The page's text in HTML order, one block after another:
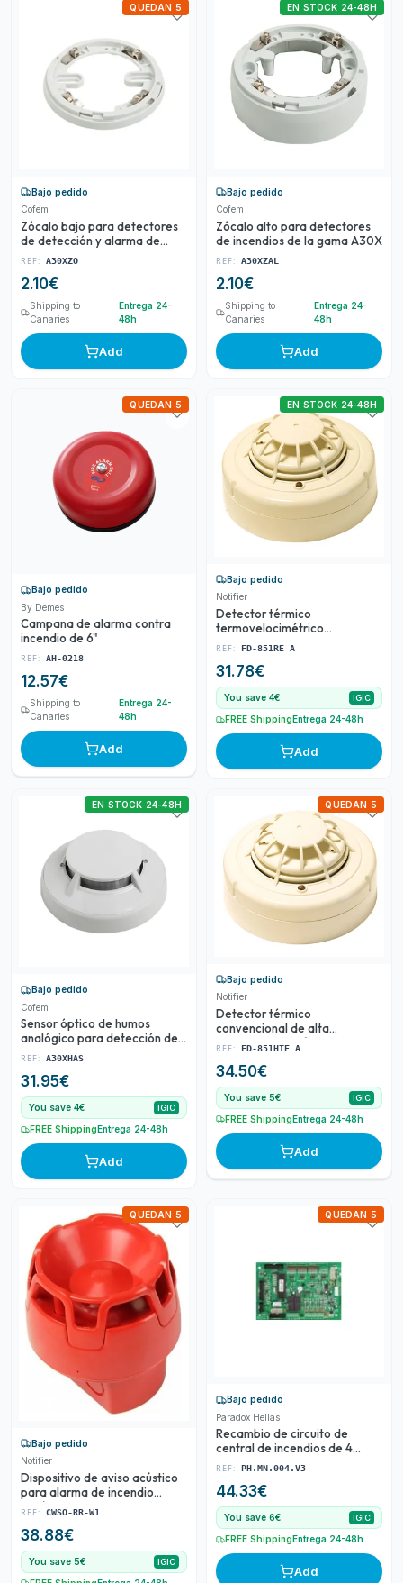
Bajo pedido
Cofem
Zócalo bajo para detectores
de detección y alarma de
incendios de la gama A30X
REF: A30XZO
2.10€
QUEDAN 5
Shipping to
Canaries
Entrega 24-
48h
Add
Bajo pedido
Cofem
Zócalo alto para detectores
de incendios de la gama A30X
REF: A30XZAL
2.10€
EN STOCK 24-48H
Shipping to
Canaries
Entrega 24-
48h
Add
Bajo pedido
By Demes
Campana de alarma contra
incendio de 6"
REF: AH-0218
12.57€
QUEDAN 5
Shipping to
Canaries
Entrega 24-
48h
Add
Bajo pedido
Notifier
Detector térmico
termovelocimétrico
convencional recomendado
incendios en ambientes donde
la temper
REF: FD-851RE A
31.78€
EN STOCK 24-48H
You save 4€ IGIC
FREE ShippingEntrega 24-48h
Add
Bajo pedido
Cofem
Sensor óptico de humos
analógico para detección de
incendios
REF: A30XHAS
31.95€
EN STOCK 24-48H
You save 4€ IGIC
FREE Shipping Entrega 24-48h
Add
Bajo pedido
Notifier
Detector térmico
convencional de alta
temperatura 77°C FD
detección de incendios en
ambientes donde
REF: FD-851HTE A
34.50€
QUEDAN 5
You save 5€ IGIC
FREE ShippingEntrega 24-48h
Add
Bajo pedido
Notifier
Dispositivo de aviso acústico
para alarma de incendio
según EN54/3
REF: CWSO-RR-W1
38.88€
QUEDAN 5
You save 5€ IGIC
Bajo pedido
Paradox Hellas
Recambio de circuito de
central de incendios de 4
Zonas
REF: PH.MN.004.V3
44.33€
QUEDAN 5
You save 6€ IGIC
FREE Shipping Entrega 24-48h
Add